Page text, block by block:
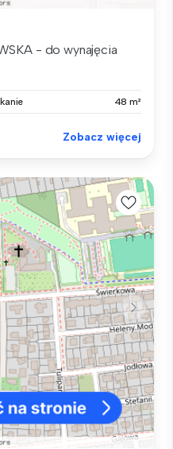
- do wynajęcia
48 m²
Zobacz więcej